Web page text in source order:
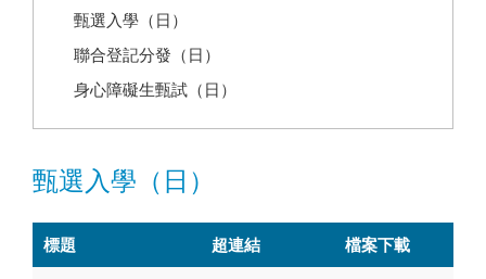
甄選入學（日）
聯合登記分發（日）
身心障礙生甄試（日）
甄選入學（日）
標題 超連結 檔案下載